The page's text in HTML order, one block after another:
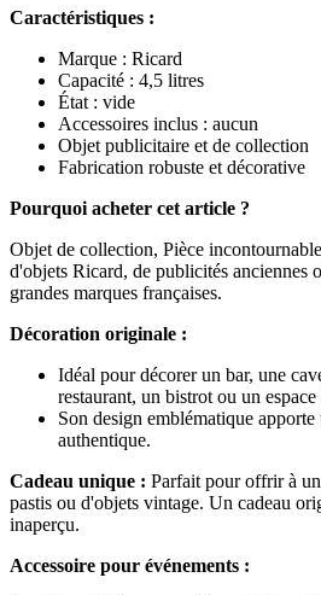
Caractéristiques :
Marque : Ricard
Capacité : 4,5 litres
État : vide
Accessoires inclus : aucun
Objet publicitaire et de collection
Fabrication robuste et décorative
Pourquoi acheter cet article ?
Objet de collection, Pièce
d'objets Ricard, de publicités anciennes
grandes marques françaises.
Décoration originale :
Idéal pour décorer un bar, une
restaurant, un bistrot ou un
Son design emblématique
authentique.
Cadeau unique : Parfait pour offrir à
pastis ou d'objets vintage. Un cadeau
inaperçu.
Accessoire pour événements :